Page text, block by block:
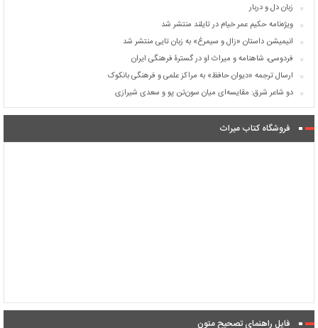
زبان دل و دربار
ویژه‌نامه حکیم عمر خیام در تایلند منتشر شد
انیمیشن داستان «زال و سیمرغ» به زبان تایی منتشر شد
فردوسی، شاهنامه و میراث او در گسترۀ فرهنگی ایران
ارسال ترجمه «دیوان حافظ» به مراکز علمی و فرهنگی بانکوک
دو شاعر شرق: مقایسه‌ای میان سون‌تن پو و سعدی شیرازی
فروشگاه کتاب میراث
فایل راهنمای تصحیح متون